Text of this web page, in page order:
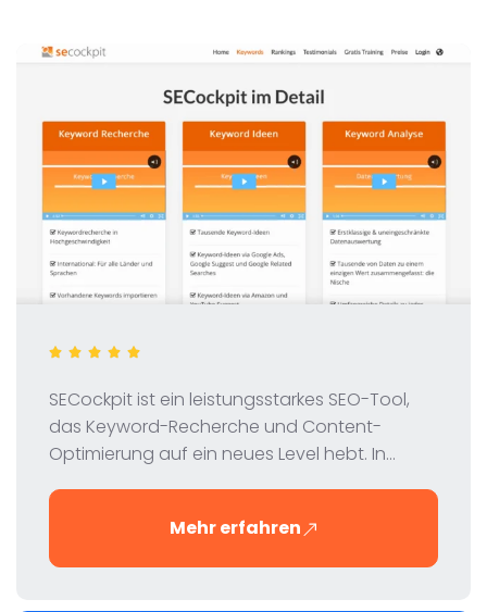
SECockpit ist ein leistungsstarkes SEO-Tool,
das Keyword-Recherche und Content-
Optimierung auf ein neues Level hebt. In
dieses innovativen Tools für digitale Marketer
und SEO-Profis.
Mehr erfahren